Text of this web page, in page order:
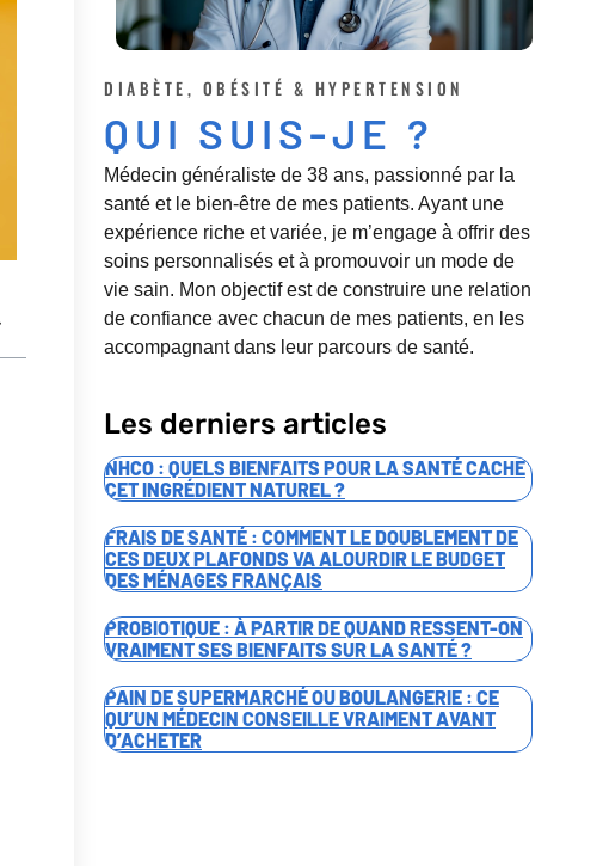
DIABÈTE, OBÉSITÉ & HYPERTENSION
QUI SUIS-JE ?
Médecin généraliste de 38 ans, passionné par la
santé et le bien-être de mes patients. Ayant une
expérience riche et variée, je m’engage à offrir des
soins personnalisés et à promouvoir un mode de
vie sain. Mon objectif est de construire une relation
de confiance avec chacun de mes patients, en les
accompagnant dans leur parcours de santé.
Les derniers articles
NHCO : QUELS BIENFAITS POUR LA SANTÉ CACHE
CET INGRÉDIENT NATUREL ?
FRAIS DE SANTÉ : COMMENT LE DOUBLEMENT DE
CES DEUX PLAFONDS VA ALOURDIR LE BUDGET
DES MÉNAGES FRANÇAIS
PROBIOTIQUE : À PARTIR DE QUAND RESSENT-ON
VRAIMENT SES BIENFAITS SUR LA SANTÉ ?
PAIN DE SUPERMARCHÉ OU BOULANGERIE : CE
QU’UN MÉDECIN CONSEILLE VRAIMENT AVANT
D’ACHETER